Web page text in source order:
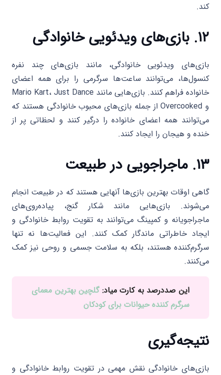
کند.
۱۲. بازی‌های ویدئویی خانوادگی
بازی‌های ویدئویی خانوادگی، مانند بازی‌های چند نفره
کنسول‌ها، می‌توانند ساعت‌ها سرگرمی را برای همه اعضای
خانواده فراهم کنند. بازی‌هایی مانند Mario Kart، Just Dance
و Overcooked از جمله بازی‌های محبوب خانوادگی هستند که
می‌توانند همه اعضای خانواده را درگیر کنند و لحظاتی پر از
خنده و هیجان را ایجاد کنند.
۱۳. ماجراجویی در طبیعت
گاهی اوقات بهترین بازی‌ها آنهایی هستند که در طبیعت انجام
می‌شوند. بازی‌هایی مانند شکار گنج، پیاده‌روی‌های
ماجراجویانه و کمپینگ می‌توانند به تقویت روابط خانوادگی و
ایجاد خاطراتی ماندگار کمک کنند. این فعالیت‌ها نه تنها
سرگرم‌کننده هستند، بلکه به سلامت جسمی و روحی نیز کمک
می‌کنند.
این صددرصد به کارت میاد:گلچین بهترین معمای
سرگرم کننده حیوانات برای کودکان
نتیجه‌گیری
بازی‌های خانوادگی نقش مهمی در تقویت روابط خانوادگی و